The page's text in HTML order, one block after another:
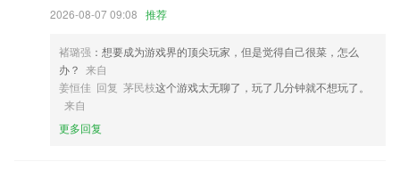
2.专业老师在线答疑解惑，备考无忧，通关有窍门
3.用户能够利用匹配程度超高的学习资源轻松的达到在线备考的目的
4.：对收藏的题目重点练习
5.课前练习，智能评测，定位学生知识薄弱点
6.模拟考试精编押题密卷，覆盖历年必考考点。
2026-08-07 09:08 推荐
褚璐强 ：想要成为游戏界的顶尖玩家，但是觉得自己很菜，怎么
办？ 来自
姜恒佳 回复 茅民枝这个游戏太无聊了，玩了几分钟就不想玩了。
来自
更多回复